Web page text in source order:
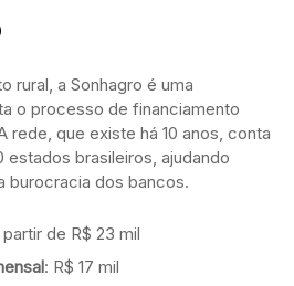
rural, a Sonhagro é uma
o processo de financiamento
rede, que existe há 10 anos, conta
brasileiros, ajudando
burocracia dos bancos.
partir de R$ 23 mil
: R$ 17 mil